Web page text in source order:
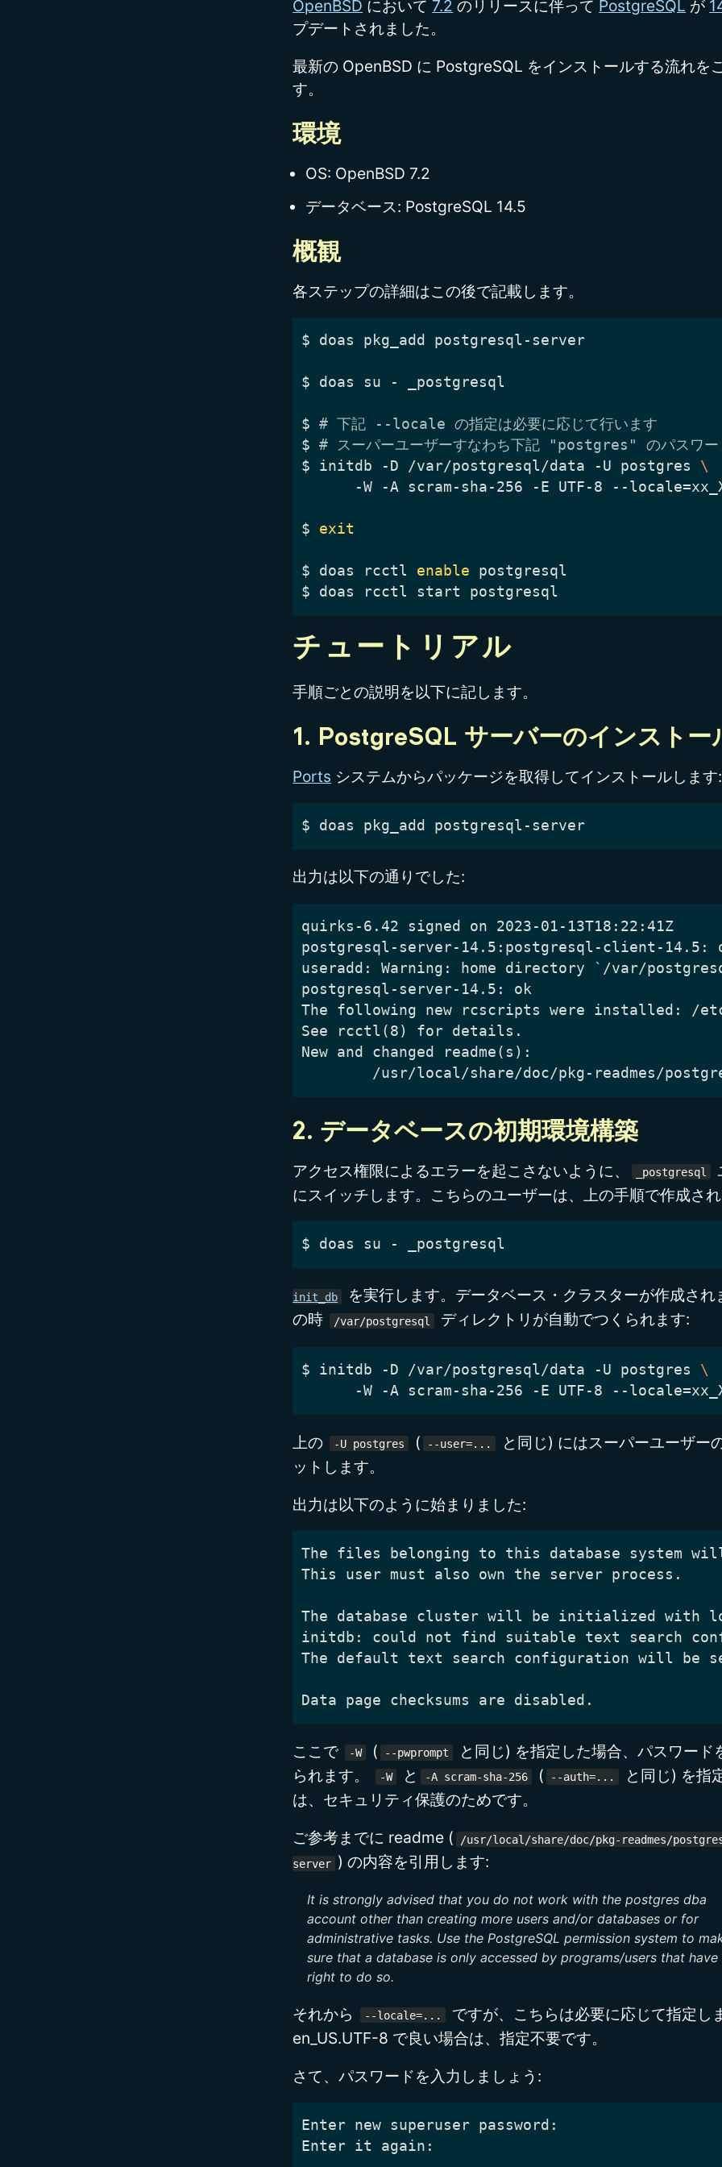
OpenBSD において 7.2 のリリースに伴って PostgreSQL が
プデートされました。
最新の OpenBSD に PostgreSQL をインストールする流れを
す。
環境
OS: OpenBSD 7.2
データベース: PostgreSQL 14.5
概観
各ステップの詳細はこの後で記載します。
$
$
$
# 下記 --locale の指定は必要に応じて行います
$
# スーパーユーザーすなわち下記 "postgres" のパスワー
$ initdb -D /var/postgresql/data -U postgres
$ exit
$ doas rcctl enable
$
チュートリアル
手順ごとの説明を以下に記します。
1. PostgreSQL サーバーのインストー
Ports システムからパッケージを取得してインストールします:
$
出力は以下の通りでした:
2. データベースの初期環境構築
アクセス権限によるエラーを起こさないように、 _postgresql
にスイッチします。こちらのユーザーは、上の手順で作成さ
$
init_db
を実行します。データベース・クラスターが作成され
の時
/var/postgresql ディレクトリが自動でつくられます:
$ initdb -D /var/postgresql/data -U postgres
上の -U postgres ( --user=...
と同じ) にはスーパーユーザー
ットします。
出力は以下のように始まりました:
ここで -W ( --pwprompt
と同じ) を指定した場合、パスワード
られます。
-W と -A scram-sha-256 ( --auth=...
と同じ) を指
は、セキュリティ保護のためです。
ご参考までに readme (
/usr/local/share/doc/pkg-readmes/
server ) の内容を引用します:
It is strongly advised that you do not work with the postgres dba
account other than creating more users and/or databases or for
administrative tasks. Use the PostgreSQL permission system to
sure that a database is only accessed by programs/users that have
right to do so.
それから --locale=...
ですが、こちらは必要に応じて指定し
en_US.UTF-8 で良い場合は、指定不要です。
さて、パスワードを入力しましょう: